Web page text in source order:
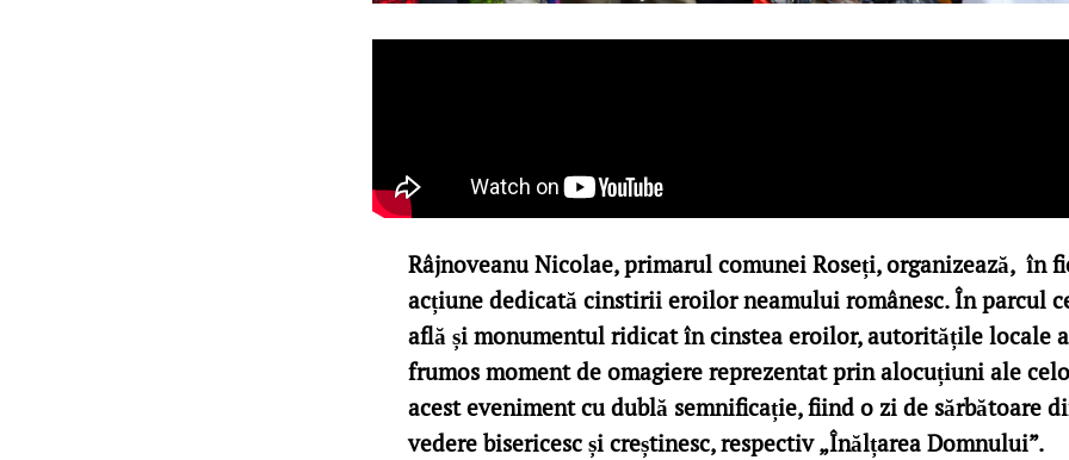
Râjnoveanu Nicolae, primarul comunei Roseți, organizează, în
acțiune dedicată cinstirii eroilor neamului românesc. În parcul
află și monumentul ridicat în cinstea eroilor, autoritățile locale
frumos moment de omagiere reprezentat prin alocuțiuni ale
acest eveniment cu dublă semnificație, fiind o zi de sărbătoare
vedere bisericesc și creștinesc, respectiv „Înălțarea Domnului”.